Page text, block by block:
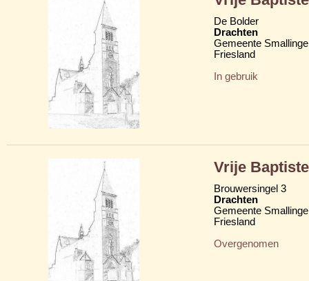
De Bolder
Drachten
Gemeente
Friesland
In gebruik
Vrije
Brouwersingel 3
Drachten
Gemeente
Friesland
Overgenomen